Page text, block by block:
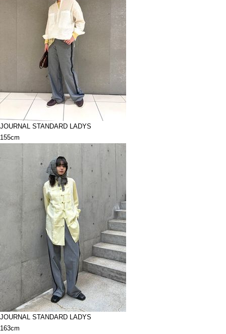
JOURNAL STANDARD LADYS
155cm
JOURNAL STANDARD LADYS
163cm